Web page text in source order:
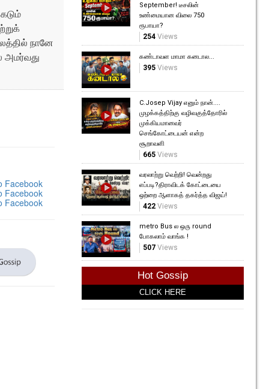
நானே
அமர்வது
September! டீசலின்
உண்மையான விலை 750
ரூபாயா?
254 Views
கண்டாவள மாமா கனடால...
395 Views
C.Josep Vijay எனும் நான்....
முழக்கத்திற்கு வழிவகுத்தோரில்
முக்கியமானவர்
செங்கோட்டையன் என்ற
சூறாவளி
665 Views
வரலாற்று வெற்றி! வென்றது
எப்படி?திராவிடக் கோட்டையை
ஒற்றை ஆளாகத் தகர்த்த விஜய்!
422 Views
metro Bus ல ஒரு round
போகலாம் வாங்க !
507 Views
Hot Gossip
CLICK HERE